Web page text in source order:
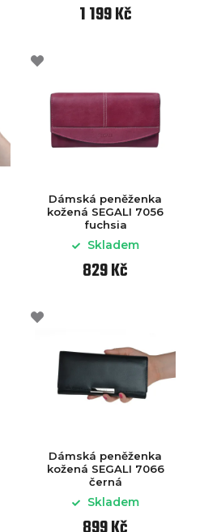
1 199 Kč
Dámská peněženka
kožená SEGALI 7056
fuchsia
Skladem
829 Kč
Dámská peněženka
kožená SEGALI 7066
černá
Skladem